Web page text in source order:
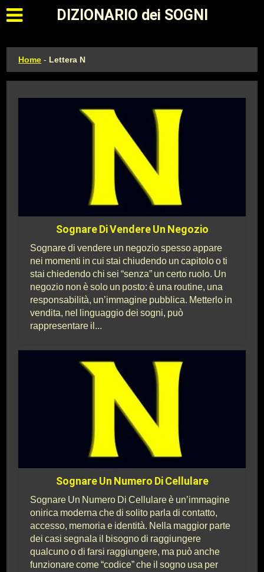
Apri il menu principale
DIZIONARIO dei SOGNI
Home - Lettera N
Sognare Di Vendere Un Negozio
Sognare di vendere un negozio spesso appare
nei momenti in cui stai chiudendo un capitolo o ti
stai chiedendo chi sei “senza” un certo ruolo. Un
negozio non è solo un posto: è una routine, una
responsabilità, un’immagine pubblica. Metterlo in
vendita, nel linguaggio dei sogni, può
rappresentare il...
Sognare Un Numero Di Cellulare
Sognare Un Numero Di Cellulare è un’immagine
onirica moderna che di solito parla di contatto,
accesso, memoria e identità. Nella maggior parte
dei casi segnala il bisogno di raggiungere
qualcuno o di farsi raggiungere, ma può anche
funzionare come “codice” che il sogno usa per